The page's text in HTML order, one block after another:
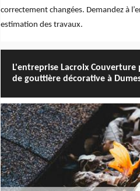
correctement changées. Demandez à
estimation des travaux.
L'entreprise Lacroix Couverture
de gouttière décorative à